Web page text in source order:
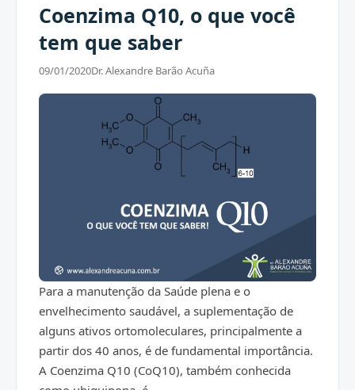
Coenzima Q10, o que você
tem que saber
09/01/2020Dr. Alexandre Barão Acuña
Para a manutenção da Saúde plena e o
envelhecimento saudável, a suplementação de
alguns ativos ortomoleculares, principalmente a
partir dos 40 anos, é de fundamental importância.
A Coenzima Q10 (CoQ10), também conhecida